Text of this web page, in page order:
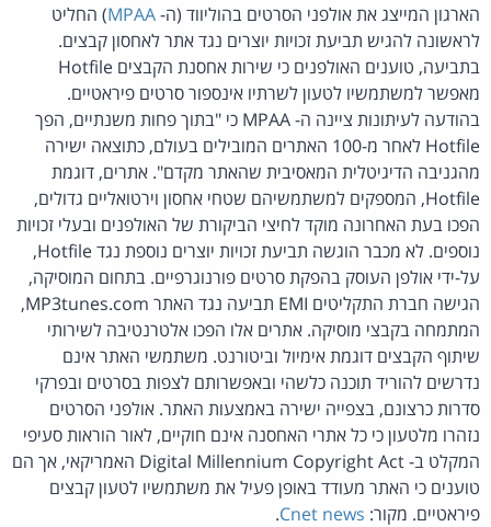
הארגון המייצג את אולפני הסרטים בהוליווד (ה-MPAA) החליט
לראשונה להגיש תביעת זכויות יוצרים נגד אתר לאחסון קבצים.
בתביעה, טוענים האולפנים כי שירות אחסנת הקבצים Hotfile
מאפשר למשתמשיו לטעון לשרתיו אינספור סרטים פיראטיים.
בהודעה לעיתונות ציינה ה- MPAA כי "בתוך פחות משנתיים, הפך
Hotfile לאחר מ-100 האתרים המובילים בעולם, כתוצאה ישירה
מהגניבה הדיגיטלית המאסיבית שהאתר מקדם". אתרים, דוגמת
Hotfile, המספקים למשתמשיהם שטחי אחסון וירטואליים גדולים,
הפכו בעת האחרונה מוקד לחיצי הביקורת של האולפנים ובעלי זכויות
נוספים. לא מכבר הוגשה תביעת זכויות יוצרים נוספת נגד Hotfile,
על-ידי אולפן העוסק בהפקת סרטים פורנוגרפיים. בתחום המוסיקה,
הגישה חברת התקליטים EMI תביעה נגד האתר MP3tunes.com,
המתמחה בקבצי מוסיקה. אתרים אלו הפכו אלטרנטיבה לשירותי
שיתוף הקבצים דוגמת אימיול וביטורנט. משתמשי האתר אינם
נדרשים להוריד תוכנה כלשהי ובאפשרותם לצפות בסרטים ובפרקי
סדרות כרצונם, בצפייה ישירה באמצעות האתר. אולפני הסרטים
נזהרו מלטעון כי כל אתרי האחסנה אינם חוקיים, לאור הוראות סעיפי
המקלט ב- Digital Millennium Copyright Act האמריקאי, אך הם
טוענים כי האתר מעודד באופן פעיל את משתמשיו לטעון קבצים
פיראטיים. מקור: Cnet news
.